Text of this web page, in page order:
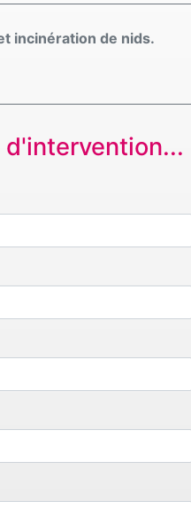
incinération de nids.
d'intervention...